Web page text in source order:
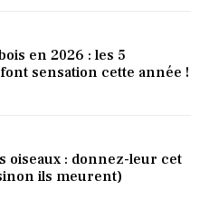
en 2026 : les 5
sensation cette année !
oiseaux : donnez-leur cet
ils meurent)